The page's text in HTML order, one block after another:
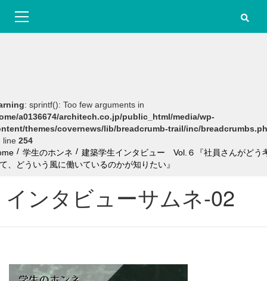
n
t
e
n
t
: sprintf(): Too few arguments in
a0136674/architech.co.jp/public_html/media/wp-
themes/covernews/lib/breadcrumb-trail/inc/
line 254
学生のホンネ
建築学生インタビュー Vol.６『社員さんがどう
、どういう風に働いているのかが知りたい』
インタビューサムネ-02